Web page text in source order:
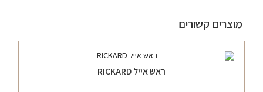
מוצרים קשורים
ראש אייל RICKARD